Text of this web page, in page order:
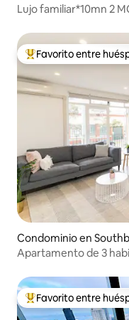
Lujo familiar*10mn 2
De los mejores en
Favorito entre
Condominio en
Apartamento de 3
De los mejores en
Favorito entre